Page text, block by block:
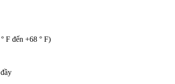
F đến +68 ° F)